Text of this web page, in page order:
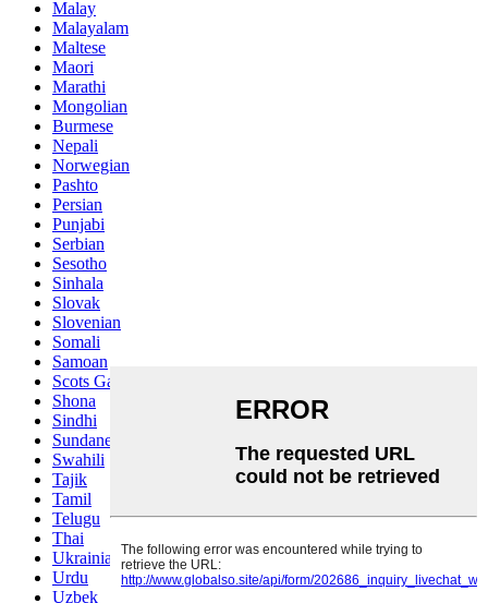
Malay
Malayalam
Maltese
Maori
Marathi
Mongolian
Burmese
Nepali
Norwegian
Pashto
Persian
Punjabi
Serbian
Sesotho
Sinhala
Slovak
Slovenian
Somali
Samoan
Scots Gaelic
Shona
Sindhi
Sundanese
Swahili
Tajik
Tamil
Telugu
Thai
Ukrainian
Urdu
Uzbek